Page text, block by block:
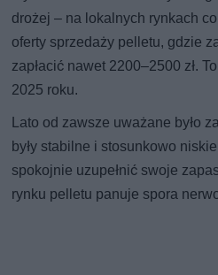
drożej – na lokalnych rynkach
oferty sprzedaży pelletu, gdzie
zapłacić nawet 2200–2500 zł.
2025 roku.
Lato od zawsze uważane było
były stabilne i stosunkowo
spokojnie uzupełnić swoje
rynku pelletu panuje spora